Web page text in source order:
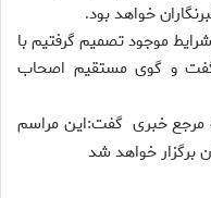
خواهد بود.
موجود تصمیم گرفتیم با
گفت و گوی مستقیم اصحاب
مرجع خبری گفت:این مراسم
برگزار خواهد شد